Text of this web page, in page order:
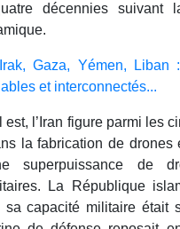
décennies suivant
Irak, Gaza, Yémen,
et interconnectés...
est, l’Iran figure parmi les
la fabrication de drones
superpuissance de
La République
sa capacité militaire était